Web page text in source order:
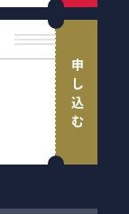
申し込む